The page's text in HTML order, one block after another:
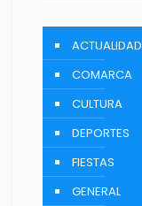
ACTUALIDAD
COMARCA
CULTURA
DEPORTES
FIESTAS
GENERAL